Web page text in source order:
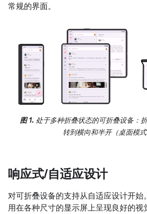
常规的界面。
图 1. 处于多种折叠状态的可折叠设备：
转到横向和半开（桌面模式
响应式/自适应设计
对可折叠设备的支持从自适应设计开始
用在各种尺寸的显示屏上呈现良好的视